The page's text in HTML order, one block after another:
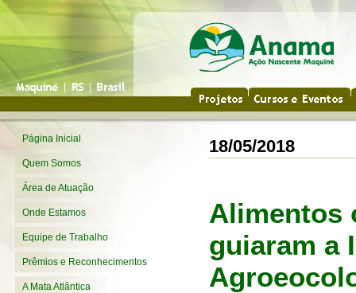
Página Inicial
Quem Somos
Área de Atuação
Onde Estamos
Equipe de Trabalho
Prêmios e Reconhecimentos
A Mata Atlântica
18/05/2018
Alimentos
guiaram a